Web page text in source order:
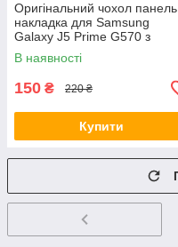
Оригінальний чохол панель
накладка для Samsung
Galaxy J5 Prime G570 з
картинкою Баскетбол
В наявності
150 ₴ 220 ₴
Купити